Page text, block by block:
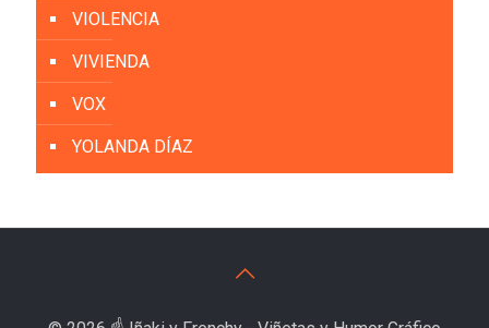
VIOLENCIA
VIVIENDA
VOX
YOLANDA DÍAZ